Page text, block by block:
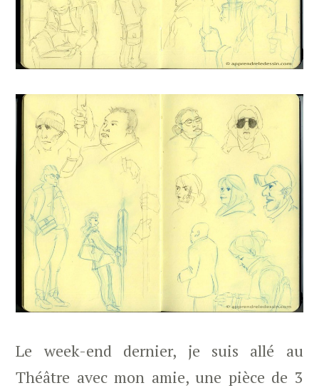
Le week-end dernier, je suis allé au
Théâtre avec mon amie, une pièce de 3